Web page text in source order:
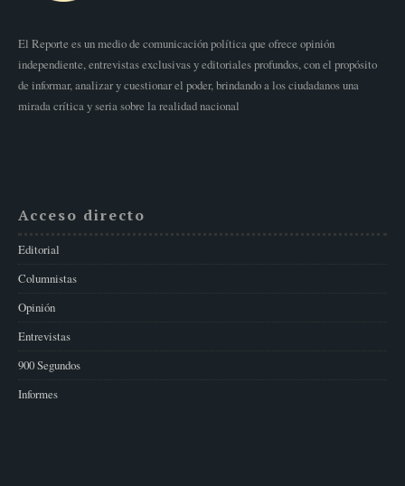
El Reporte es un medio de comunicación política que ofrece opinión
independiente, entrevistas exclusivas y editoriales profundos, con el propósito
de informar, analizar y cuestionar el poder, brindando a los ciudadanos una
mirada crítica y seria sobre la realidad nacional
Acceso directo
Editorial
Columnistas
Opinión
Entrevistas
900 Segundos
Informes